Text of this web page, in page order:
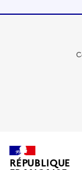
RÉPUBLIQUE